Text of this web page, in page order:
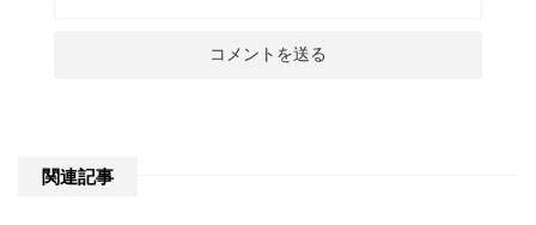
関連記事